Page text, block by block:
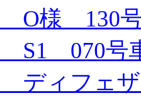
O様 130
S1 070号
ディフェ